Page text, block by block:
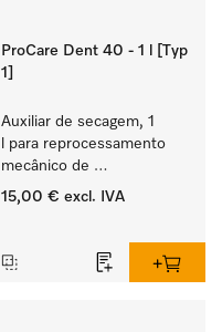
ProCare Dent 40 - 1 l [Typ
1]
Auxiliar de secagem, 1
l para reprocessamento
mecânico de
instrumentos dentários e
15,00 € excl. IVA